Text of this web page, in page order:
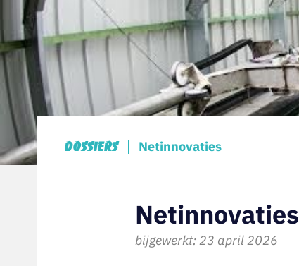
Dossiers Netinnovaties
Netinnovaties
bijgewerkt: 23 april 2026